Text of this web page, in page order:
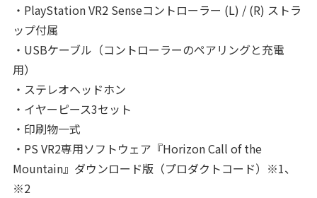
・PlayStation VR2 Senseコントローラー (L) / (R) ストラ
ップ付属
・USBケーブル（コントローラーのペアリングと充電
用）
・ステレオヘッドホン
・イヤーピース3セット
・印刷物一式
・PS VR2専用ソフトウェア『Horizon Call of the
Mountain』ダウンロード版（プロダクトコード）※1、
※2